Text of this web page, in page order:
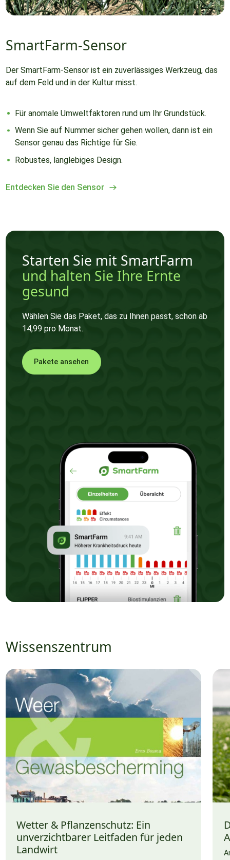
SmartFarm-Sensor
Der SmartFarm-Sensor ist ein zuverlässiges Werkzeug, das
auf dem Feld und in der Kultur misst.
Für anomale Umweltfaktoren rund um Ihr Grundstück.
Wenn Sie auf Nummer sicher gehen wollen, dann ist ein
Sensor genau das Richtige für Sie.
Robustes, langlebiges Design.
Entdecken Sie den Sensor
Starten Sie mit SmartFarm
und halten Sie Ihre Ernte
gesund
Wählen Sie das Paket, das zu Ihnen passt, schon ab
14,99 pro Monat.
Pakete ansehen
Wissenszentrum
Wetter & Pflanzenschutz: Ein
unverzichtbarer Leitfaden für jeden
Landwirt